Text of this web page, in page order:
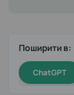
Поширити в:
ChatGPT